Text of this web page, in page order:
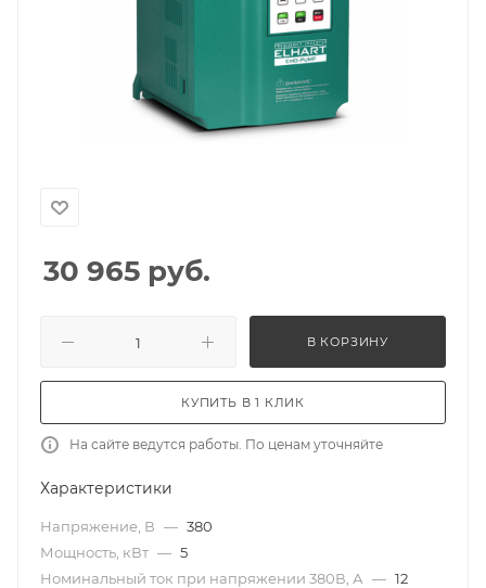
30 965 руб.
В КОРЗИНУ
КУПИТЬ В 1 КЛИК
На сайте ведутся работы. По ценам уточняйте
Характеристики
Напряжение, В — 380
Мощность, кВт — 5
Номинальный ток при напряжении 380В, А — 12